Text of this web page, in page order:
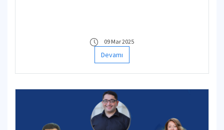
09 Mar 2025
Devamı